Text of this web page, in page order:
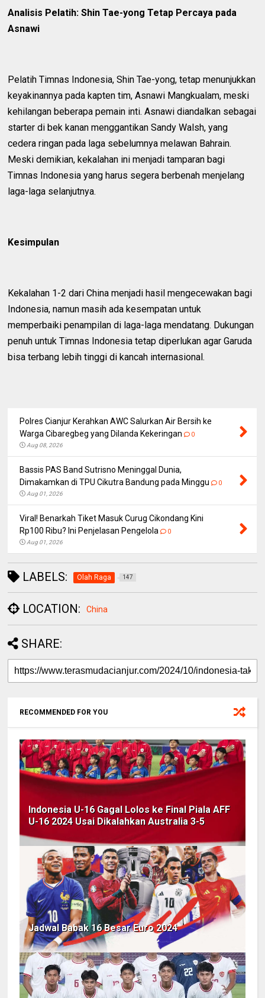
Analisis Pelatih: Shin Tae-yong Tetap Percaya pada
Asnawi
Pelatih Timnas Indonesia, Shin Tae-yong, tetap menunjukkan
keyakinannya pada kapten tim, Asnawi Mangkualam, meski
kehilangan beberapa pemain inti. Asnawi diandalkan sebagai
starter di bek kanan menggantikan Sandy Walsh, yang
cedera ringan pada laga sebelumnya melawan Bahrain.
Meski demikian, kekalahan ini menjadi tamparan bagi
Timnas Indonesia yang harus segera berbenah menjelang
laga-laga selanjutnya.
Kesimpulan
Kekalahan 1-2 dari China menjadi hasil mengecewakan bagi
Indonesia, namun masih ada kesempatan untuk
memperbaiki penampilan di laga-laga mendatang. Dukungan
penuh untuk Timnas Indonesia tetap diperlukan agar Garuda
bisa terbang lebih tinggi di kancah internasional.
Polres Cianjur Kerahkan AWC Salurkan Air Bersih ke
Warga Cibaregbeg yang Dilanda Kekeringan
0
Aug 08, 2026
Bassis PAS Band Sutrisno Meninggal Dunia,
Dimakamkan di TPU Cikutra Bandung pada Minggu
0
Aug 01, 2026
Viral! Benarkah Tiket Masuk Curug Cikondang Kini
Rp100 Ribu? Ini Penjelasan Pengelola
0
Aug 01, 2026
LABELS: Olah Raga 147
LOCATION: China
SHARE:
RECOMMENDED FOR YOU
Indonesia U-16 Gagal Lolos ke Final Piala AFF
U-16 2024 Usai Dikalahkan Australia 3-5
Jadwal Babak 16 Besar Euro 2024